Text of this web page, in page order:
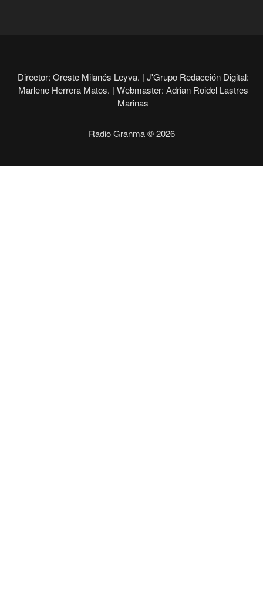
Director: Oreste Milanés Leyva. | J'Grupo Redacción Digital:
Marlene Herrera Matos. | Webmaster: Adrian Roidel Lastres
Marinas
Radio Granma © 2026